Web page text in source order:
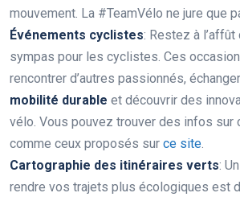
mouvement. La #TeamVélo ne jure que
Événements cyclistes: Restez à
sympas pour les cyclistes. Ces
rencontrer d’autres passionnés,
mobilité durable et découvrir des
vélo. Vous pouvez trouver des infos sur
comme ceux proposés sur ce site.
Cartographie des itinéraires verts:
rendre vos trajets plus écologiques est